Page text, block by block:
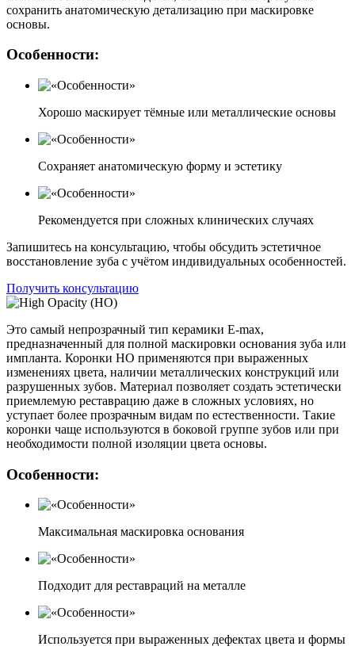
сохранить анатомическую детализацию при маскировке
основы.
Особенности:
Хорошо маскирует тёмные или металлические основы
Сохраняет анатомическую форму и эстетику
Рекомендуется при сложных клинических случаях
Запишитесь на консультацию, чтобы обсудить эстетичное
восстановление зуба с учётом индивидуальных особенностей.
Получить консультацию
Это самый непрозрачный тип керамики E-max,
предназначенный для полной маскировки основания зуба или
импланта. Коронки HO применяются при выраженных
изменениях цвета, наличии металлических конструкций или
разрушенных зубов. Материал позволяет создать эстетически
приемлемую реставрацию даже в сложных условиях, но
уступает более прозрачным видам по естественности. Такие
коронки чаще используются в боковой группе зубов или при
необходимости полной изоляции цвета основы.
Особенности:
Максимальная маскировка основания
Подходит для реставраций на металле
Используется при выраженных дефектах цвета и формы